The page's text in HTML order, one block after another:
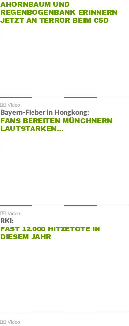
AHORNBAUM UND
REGENBOGENBANK ERINNERN
JETZT AN TERROR BEIM CSD
Bayern-Fieber in Hongkong:
FANS BEREITEN MÜNCHNERN
LAUTSTARKEN…
RKI:
FAST 12.000 HITZETOTE IN
DIESEM JAHR